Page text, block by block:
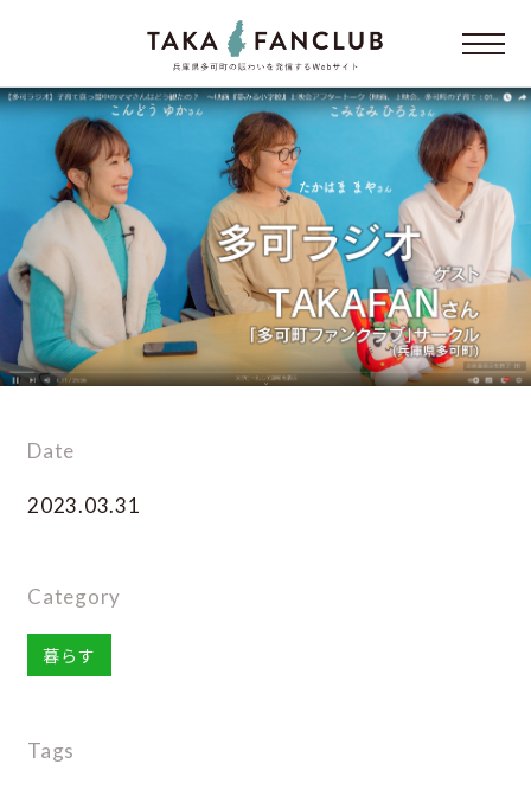
Date
2023.03.31
Category
暮らす
Tags